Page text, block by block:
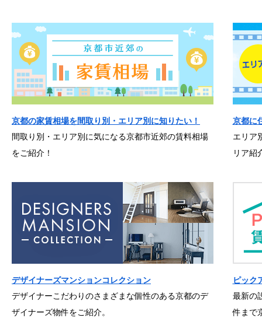
京都の家賃相場を間取り別・エリア別に知りたい！
間取り別・エリア別に気になる京都市近郊の賃料相場
をご紹介！
京都に
エリア
リア紹
デザイナーズマンションコレクション
デザイナーこだわりのさまざまな個性のある京都のデ
ザイナーズ物件をご紹介。
ピック
最新の
件まで